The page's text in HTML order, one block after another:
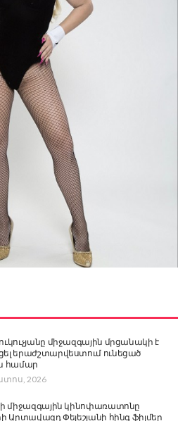
միջազգային մրցանակի է
երաժշտարվեստում ունեցած
համար
2026
միջազգային կինոփառատոնը
Արտավազդ Փելեշյանի հինգ ֆիլմեր